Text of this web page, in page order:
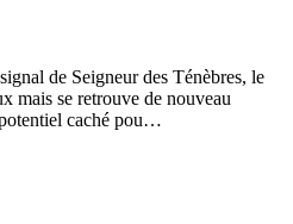
de Seigneur des Ténèbres, le
mais se retrouve de nouveau
caché pou…